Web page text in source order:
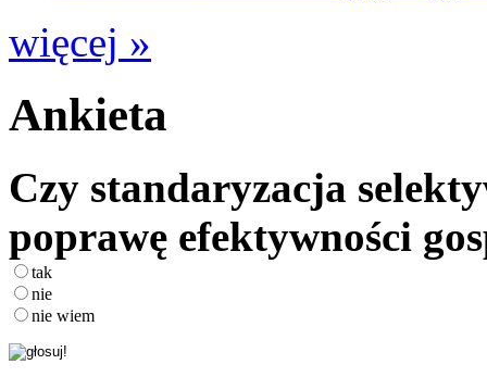
więcej »
Ankieta
Czy standaryzacja
poprawę efektywności
tak
nie
nie wiem